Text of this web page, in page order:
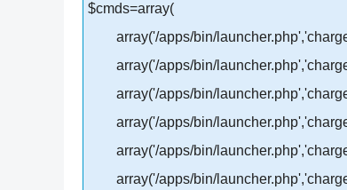
$cmds=array(
array('/apps/bin/
array('/apps/bin/
array('/apps/bin/
array('/apps/bin/
array('/apps/bin/
array('/apps/bin/